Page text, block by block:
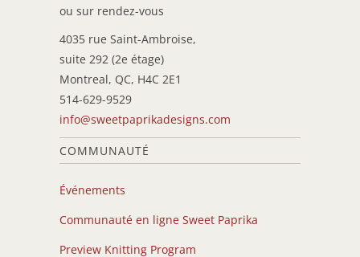
ou sur rendez-vous
4035 rue Saint-Ambroise,
suite 292 (2e étage)
Montreal, QC, H4C 2E1
514-629-9529
info@sweetpaprikadesigns.com
COMMUNAUTÉ
Événements
Communauté en ligne Sweet Paprika
Preview Knitting Program